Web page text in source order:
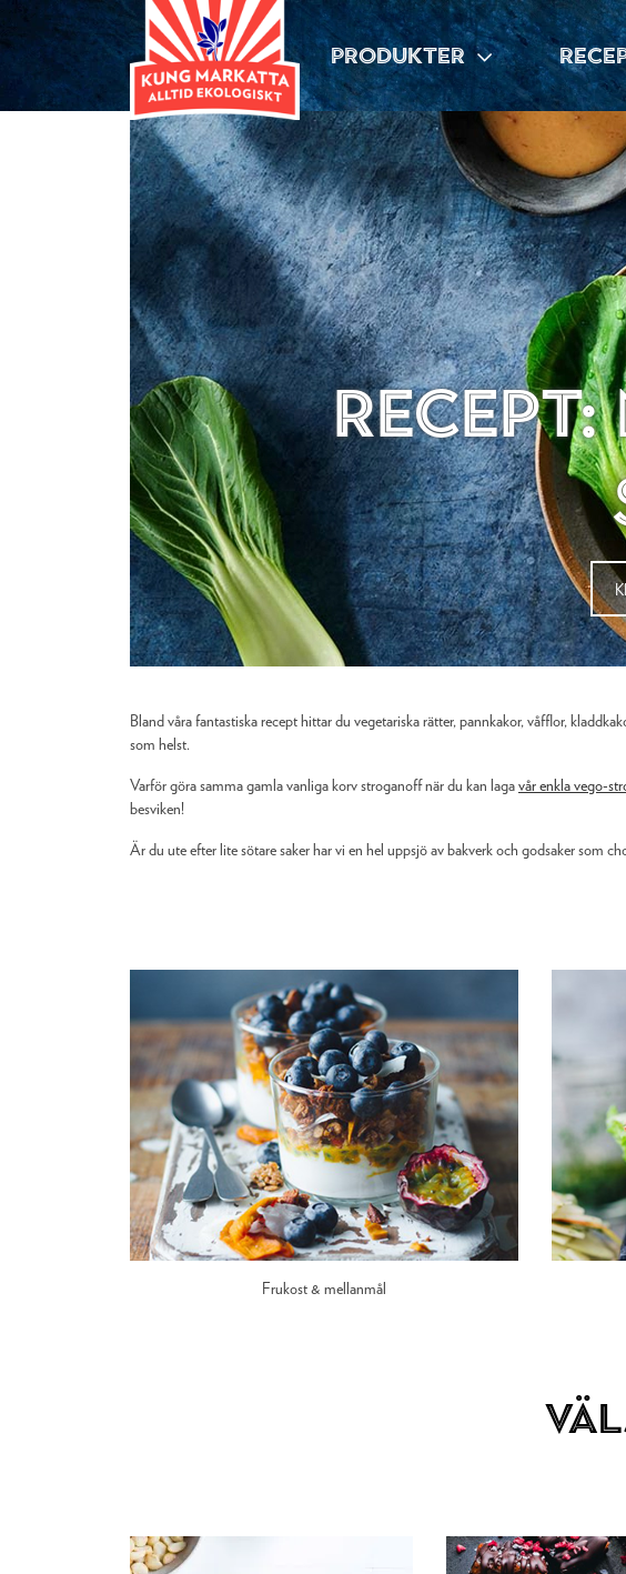
PRODUKTER
Bland våra fantastiska recept hittar du vegetariska rätter, pannkakor, våfflor,
som helst.
Varför göra samma gamla vanliga korv stroganoff när du kan laga vår enkla vego-
besviken!
Är du ute efter lite sötare saker har vi en hel uppsjö av bakverk och godsaker som
Frukost & mellanmål